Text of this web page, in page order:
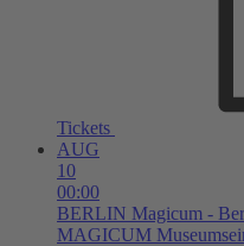
Tickets
AUG
10
00:00
BERLIN Magicum -
MAGICUM